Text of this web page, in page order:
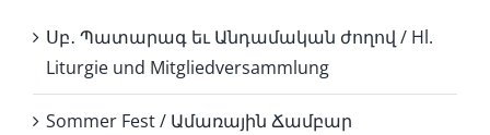
Սբ․ Պատարագ եւ Անդամական ժողով / Hl.
Liturgie und Mitgliedversammlung
Sommer Fest / Ամառային Ճամբար